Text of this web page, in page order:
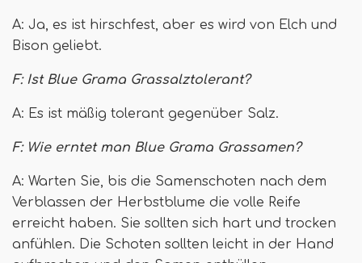
A: Ja, es ist hirschfest, aber es wird von Elch und
Bison geliebt.
F: Ist Blue Grama Grassalztolerant?
A: Es ist mäßig tolerant gegenüber Salz.
F: Wie erntet man Blue Grama Grassamen?
A: Warten Sie, bis die Samenschoten nach dem
Verblassen der Herbstblume die volle Reife
erreicht haben. Sie sollten sich hart und trocken
anfühlen. Die Schoten sollten leicht in der Hand